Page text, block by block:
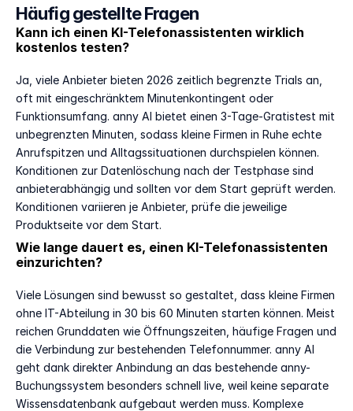
Häufig gestellte Fragen
Kann ich einen KI-Telefonassistenten wirklich
kostenlos testen?
Ja, viele Anbieter bieten 2026 zeitlich begrenzte Trials an,
oft mit eingeschränktem Minutenkontingent oder
Funktionsumfang. anny AI bietet einen 3-Tage-Gratistest mit
unbegrenzten Minuten, sodass kleine Firmen in Ruhe echte
Anrufspitzen und Alltagssituationen durchspielen können.
Konditionen zur Datenlöschung nach der Testphase sind
anbieterabhängig und sollten vor dem Start geprüft werden.
Konditionen variieren je Anbieter, prüfe die jeweilige
Produktseite vor dem Start.
Wie lange dauert es, einen KI-Telefonassistenten
einzurichten?
Viele Lösungen sind bewusst so gestaltet, dass kleine Firmen
ohne IT-Abteilung in 30 bis 60 Minuten starten können. Meist
reichen Grunddaten wie Öffnungszeiten, häufige Fragen und
die Verbindung zur bestehenden Telefonnummer. anny AI
geht dank direkter Anbindung an das bestehende anny-
Buchungssystem besonders schnell live, weil keine separate
Wissensdatenbank aufgebaut werden muss. Komplexe